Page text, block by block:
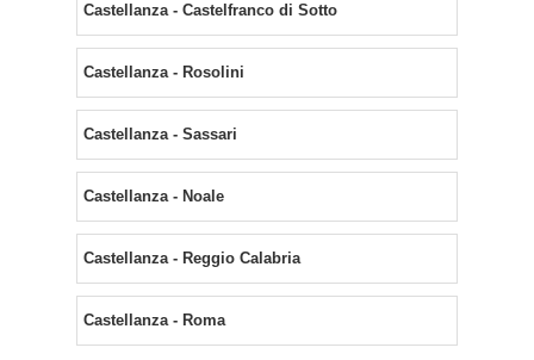
Castellanza - Castelfranco di Sotto
Castellanza - Rosolini
Castellanza - Sassari
Castellanza - Noale
Castellanza - Reggio Calabria
Castellanza - Roma